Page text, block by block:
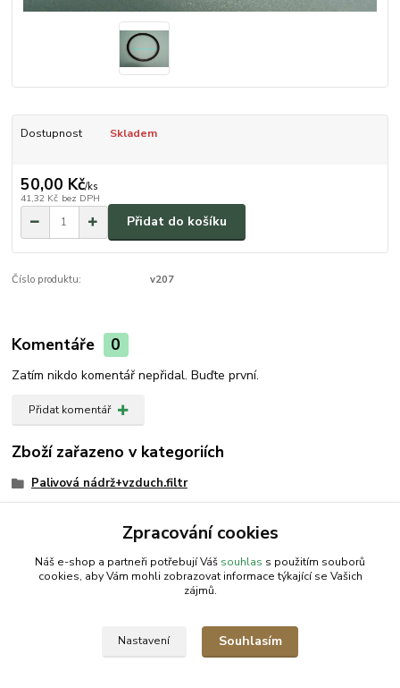
Dostupnost Skladem
50,00 Kč/ks
41,32 Kč bez DPH
Přidat do košíku
Číslo produktu: v207
Komentáře 0
Zatím nikdo komentář nepřidal. Buďte první.
Přidat komentář
Zboží zařazeno v kategoriích
Palivová nádrž+vzduch.filtr
Zpracování cookies
Náš e-shop a partneři potřebují Váš souhlas s použitím souborů
cookies, aby Vám mohli zobrazovat informace týkající se Vašich
zájmů.
Nastavení Souhlasím